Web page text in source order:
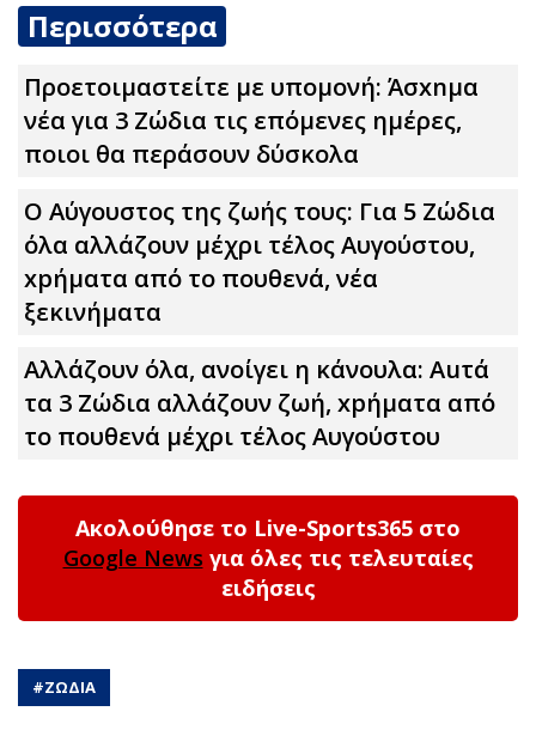
Περισσότερα
Προετοιμαστείτε με υπομονή: Άσxnμα
νέα για 3 Zώδια τις επόμενες ημέρες,
ποιοι θα περάσουν δύσκολα
Ο Αύγουστος της ζωής τους: Για 5 Zώδια
όλα αλλάζουν μέχρι τέλος Αυγούστου,
xpήματα από το πουθενά, νέα
ξεκινήματα
Αλλάζουν όλα, ανοίγει η κάνουλα: Αuτά
τα 3 Zώδια αλλάζουν ζωή, xpήματα από
το πουθενά μέχρι τέλος Αυγούστου
Ακολούθησε το Live-Sports365 στο
Google News για όλες τις τελευταίες
ειδήσεις
#ΖΩΔΙΑ